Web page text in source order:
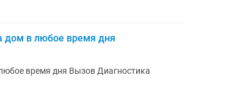
дом в любое время дня
время дня Вызов Диагностика